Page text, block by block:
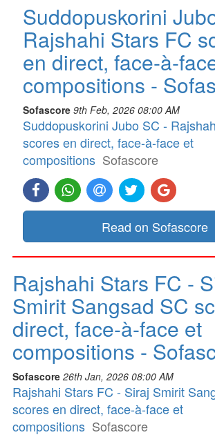
Suddopuskorini
Rajshahi Stars FC
en direct, face-à-
compositions -
Sofascore 9th Feb, 2026 08:00 AM
Suddopuskorini Jubo SC -
scores en direct, face-à-face et
compositions Sofascore
Read on Sofascore
Rajshahi Stars FC -
Smirit Sangsad SC
direct, face-à-face et
compositions -
Sofascore 26th Jan, 2026 08:00 AM
Rajshahi Stars FC - Siraj Smirit
scores en direct, face-à-face et
compositions Sofascore